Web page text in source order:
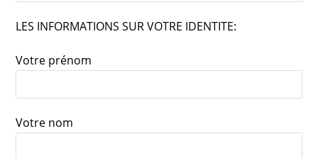
LES INFORMATIONS SUR VOTRE IDENTITE:
Votre prénom
Votre nom